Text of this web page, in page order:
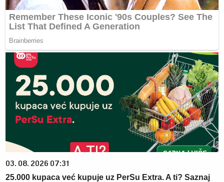
03. 08. 2026 07:31
25.000 kupaca već kupuje uz PerSu Extra. A ti? Saznaj